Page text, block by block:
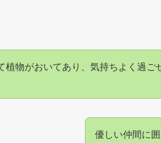
植物がおいてあり、気持ちよく過ご
優しい仲間に